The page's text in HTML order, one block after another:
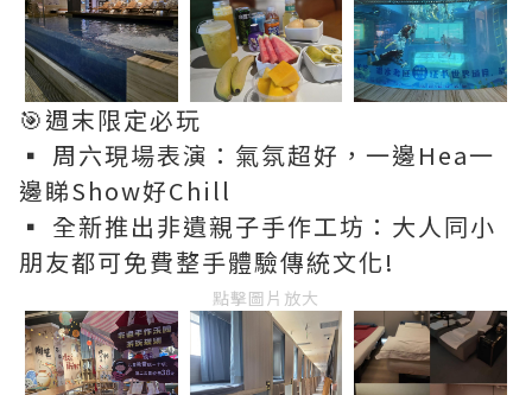
🎯週末限定必玩
▪️ 周六現場表演：氣氛超好，一邊Hea一
邊睇Show好Chill
▪️ 全新推出非遺親子手作工坊：大人同小
朋友都可免費整手體驗傳統文化!
點擊圖片放大